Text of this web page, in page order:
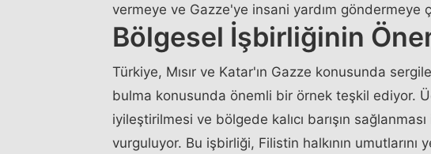
vermeye ve Gazze'ye insani yardım göndermeye
Bölgesel İşbirliğinin
Türkiye, Mısır ve Katar'ın Gazze konusunda
bulma konusunda önemli bir örnek teşkil ediyor.
iyileştirilmesi ve bölgede kalıcı barışın
vurguluyor. Bu işbirliği, Filistin halkının